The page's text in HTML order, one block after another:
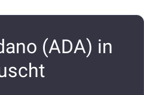
(ADA) in